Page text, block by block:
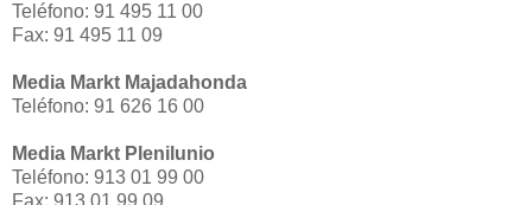
Teléfono: 91 495 11 00
Fax: 91 495 11 09
Media Markt Majadahonda
Teléfono: 91 626 16 00
Media Markt Plenilunio
Teléfono: 913 01 99 00